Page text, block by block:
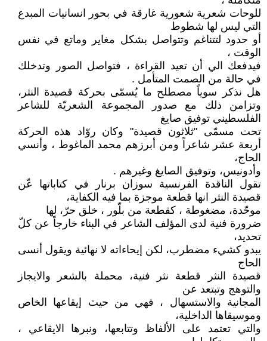
للوحات شعرية شعورية غارقة في بحور انسانيات المبدع
التي ليس لها شطوط
أو حدود لتتناغم وتتواصل بشكل مغاير وماتع في نفس
الوقت ،
فيدفعك الي أن تعيد القراءة ، فتواصل الصور وتدخلك
في حالة من الصمت المتأمل .
هل نذكر سوياً مصطلح ما يُسمّى بحركة قصيدة النثر،
وتزامن ذلك مع صدور المجموعة الشعريّة للشاعر
الفلسطيني توفيق صايغ
تحت مسمّى "ثلاثون قصيدة" وكان روّاد هذه الحركة
أربعة عشر شاعراً ومن أبرزهم محمد الماغوط ، وأنسي
الحاج،
وأدونيس، وتوفيق الصايغ وغيرهم .
تقول الناقدة الفرنسية سوزان برنار في كتاباتها عّن
قصيدة النثر انها قطعة موجزة بما فيه الكفاية،
موحّدة، مضغوطة ، كقطعة من بلّور ، خلق حرّ، لها
ضرورة فنية لدى المؤلف الشاعر في البناء خارجاً عن كلّ
تحديد،
يبدو كشيء مضطرب، لكن إيحاءاته لا نهائية ويقول أنسى
الحاج
قصيدة النثر قطعة نثر فنية، محملة بالشعر والايجاز
والتوهج وتبتعد عن
المجانية والاستسهال ، فهي من حيث إيقاعها الخاص
وموسيقاها الداخلية،
والتي تعتمد على الألفاظ وتتابعها، ونبرها الايقاعي ،